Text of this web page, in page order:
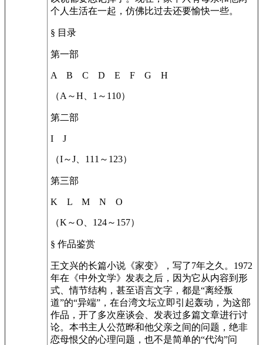
个人生活在一起，仿佛比过去还要愉快一些。
§ 目录
第一部
A B C D E F G H
（A～H、1～110）
第二部
I J
（I～J、111～123）
第三部
K L M N O
（K～O、124～157）
§ 作品鉴赏
王文兴的长篇小说《家变》，写了7年之久。1972
年在《中外文学》发表之后，因为它从内容到形
式、情节结构，甚至语言文字，都是“离经叛
道”的“异端”，在台湾文坛立即引起轰动，为这部
作品，开了多次座谈会、发表过多篇文章进行讨
论。本书主人公范晔和他父亲之间的问题，绝非
恋母恨父的心理问题，也不是简单的“代沟”问